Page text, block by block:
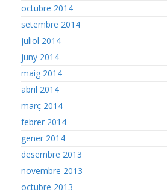
octubre 2014
setembre 2014
juliol 2014
juny 2014
maig 2014
abril 2014
març 2014
febrer 2014
gener 2014
desembre 2013
novembre 2013
octubre 2013